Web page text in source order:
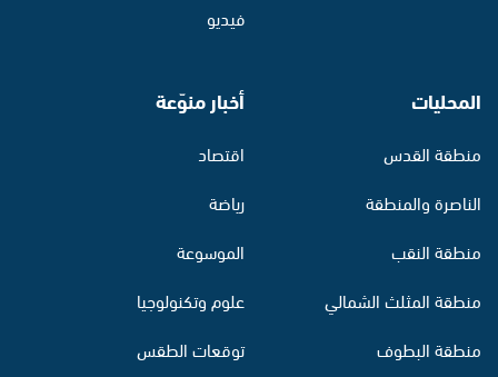
فيديو
المحليات
منطقة القدس
الناصرة والمنطقة
منطقة النقب
منطقة المثلث الشمالي
منطقة البطوف
أخبار منوّعة
اقتصاد
رياضة
الموسوعة
علوم وتكنولوجيا
توقعات الطقس